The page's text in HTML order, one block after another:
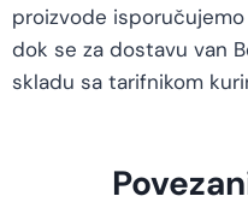
proizvode
dok se za dostavu van
skladu sa tarifnikom